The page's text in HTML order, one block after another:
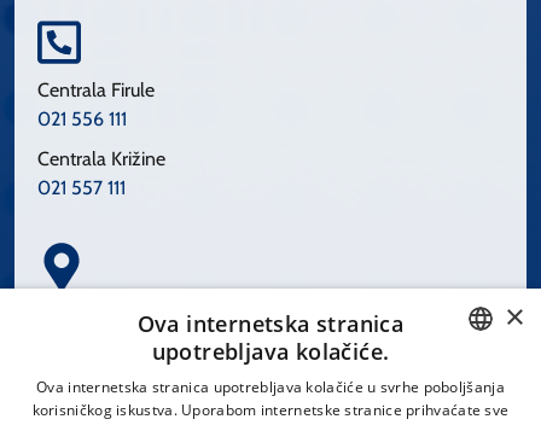
Centrala Firule
021 556 111
Centrala Križine
021 557 111
Spinčićeva 1, 21000 Split
CROATIAN
×
Ova internetska stranica
upotrebljava kolačiće.
Ova internetska stranica upotrebljava kolačiće u svrhe poboljšanja
korisničkog iskustva. Uporabom internetske stranice prihvaćate sve